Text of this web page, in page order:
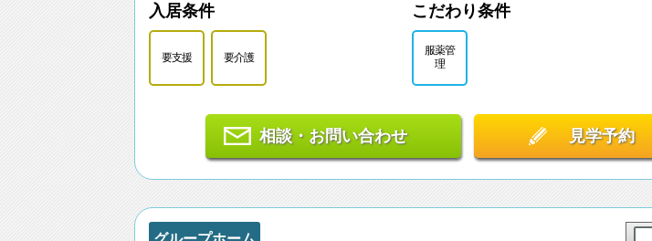
入居条件
要支援 要介護
こだわり条件
服薬管
理
相談・お問い合わせ 見学予約